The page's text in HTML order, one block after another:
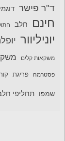
ד"ר פישר
חינם חלב
יוניליוור
משקאות קלים משק
פסטרמה פריגת
שמפו תחליפי